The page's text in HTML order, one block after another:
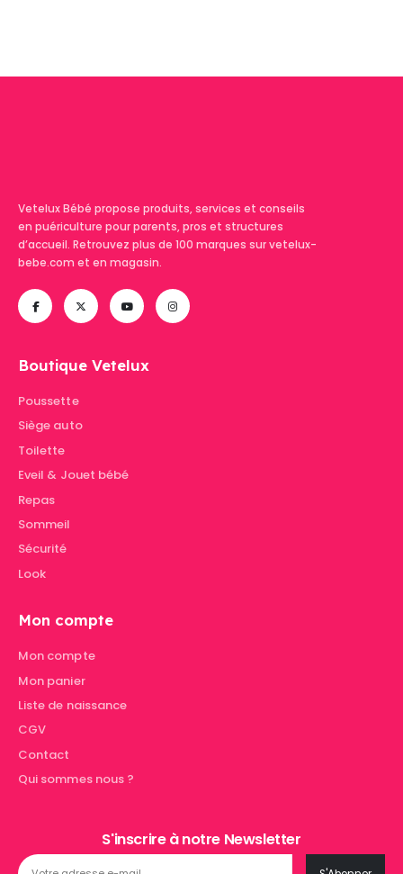
Vetelux Bébé propose produits, services et conseils
en puériculture pour parents, pros et structures
d’accueil. Retrouvez plus de 100 marques sur vetelux-
bebe.com et en magasin.
Boutique Vetelux
Poussette
Siège auto
Toilette
Eveil & Jouet bébé
Repas
Sommeil
Sécurité
Look
Mon compte
Mon compte
Mon panier
Liste de naissance
CGV
Contact
Qui sommes nous ?
S'inscrire à notre Newsletter